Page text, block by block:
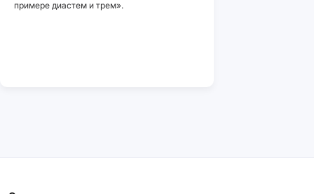
примере диастем и трем».